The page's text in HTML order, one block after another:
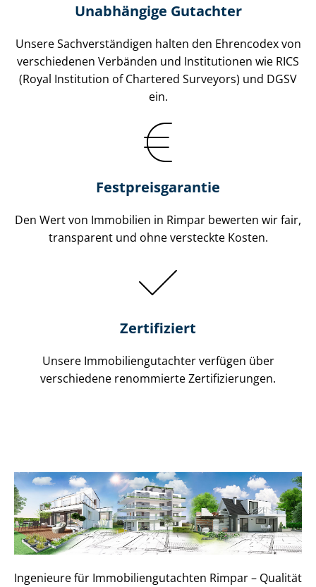
Unabhängige Gutachter
Unsere Sach­ver­stän­di­gen halten den Ehrencodex von
verschiedenen Verbänden und Institutionen wie RICS
(Royal Institution of Chartered Surveyors) und DGSV
ein.
Festpreis​garantie
Den Wert von Immobilien in Rimpar bewerten wir fair,
transparent und ohne versteckte Kosten.
Zertifiziert
Unsere Immobilien­gutachter verfügen über
verschiedene renommierte Zer­ti­fi­zie­run­gen.
Ingenieure für Im­mo­bi­li­en­gut­ach­ten Rimpar – Qualität